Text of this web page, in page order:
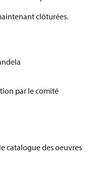
clôturées.
par le comité
catalogue des oeuvres